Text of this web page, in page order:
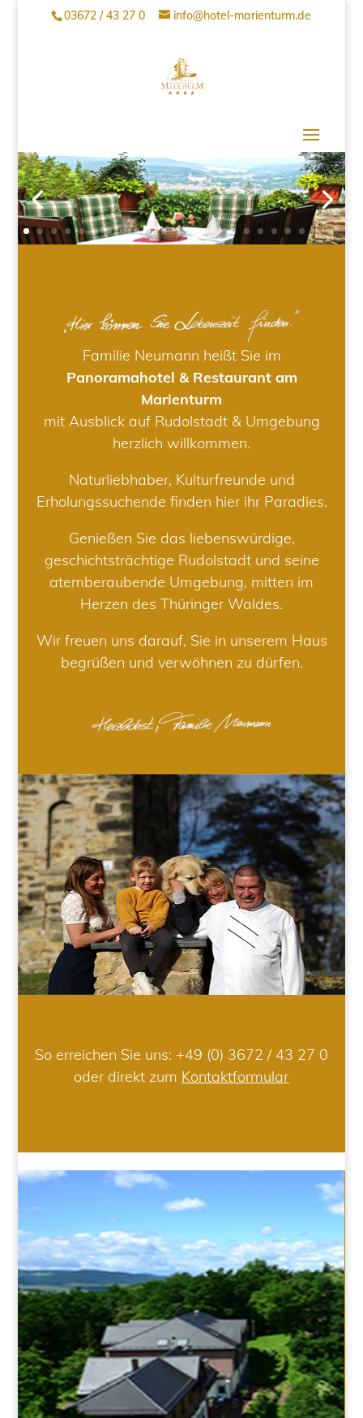
03672 / 43 27 0 info@hotel-marienturm.de
Familie Neumann heißt Sie im
Panoramahotel & Restaurant am
Marienturm
mit Ausblick auf Rudolstadt & Umgebung
herzlich willkommen.
Naturliebhaber, Kulturfreunde und
Erholungssuchende finden hier ihr Paradies.
Genießen Sie das liebenswürdige,
geschichtsträchtige Rudolstadt und seine
atemberaubende Umgebung, mitten im
Herzen des Thüringer Waldes.
Wir freuen uns darauf, Sie in unserem Haus
begrüßen und verwöhnen zu dürfen.
So erreichen Sie uns: +49 (0) 3672 / 43 27 0
oder direkt zum Kontaktformular
HOTEL